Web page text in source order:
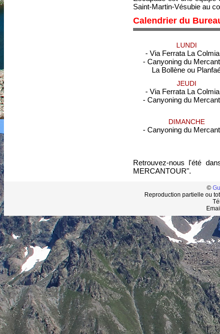
Saint-Martin-Vésubie au
Calendrier du
LUNDI
- Via Ferrata La
- Canyoning du
La Bollène ou
JEUDI
- Via Ferrata La
- Canyoning du
DIMANCHE
- Canyoning du
Retrouvez-nous l'été
MERCANTOUR".
©
Reproduction partielle ou